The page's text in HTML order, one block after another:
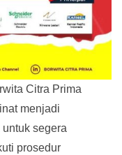
Citra Prima
menjadi
segera
prosedur